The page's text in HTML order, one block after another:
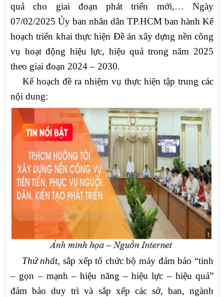
quả cho giai đoạn phát triển mới,… Ngày
07/02/2025 Ủy ban nhân dân TP.HCM ban hành Kế
hoạch triển khai thực hiện Đề án xây dựng nền công
vụ hoạt động hiệu lực, hiệu quả trong năm 2025
theo giai đoạn 2024 – 2030.
Kế hoạch đề ra nhiệm vụ thực hiện tập trung các
nội dung:
Thứ nhất, sắp xếp tổ chức bộ máy đảm bảo “tinh
– gọn – mạnh – hiệu năng – hiệu lực – hiệu quả”
đảm bảo duy trì và sắp xếp các sở, ban, ngành